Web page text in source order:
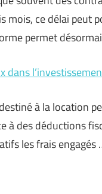
mois, ce délai peut
permet
dans
à la location
à des déductions
les frais engagés